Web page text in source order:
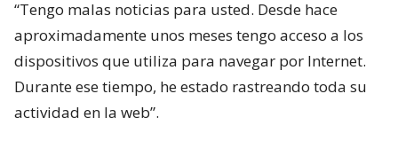
“Tengo malas noticias para usted. Desde hace
aproximadamente unos meses tengo acceso a los
dispositivos que utiliza para navegar por Internet.
Durante ese tiempo, he estado rastreando toda su
actividad en la web”.